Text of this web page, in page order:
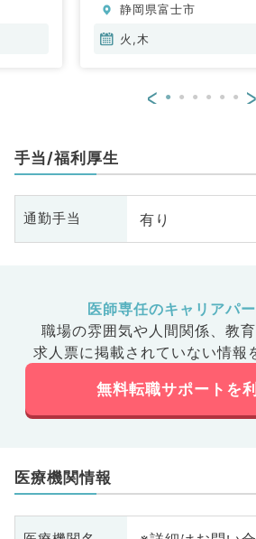
静岡県富士市
火,木
< >
手当/福利厚生
通勤手当 有り
医師専任のキャリアパ
職場の雰囲気や人間関係、 教
求人票に掲載されていない情報
無料転職サポートを
医療機関情報